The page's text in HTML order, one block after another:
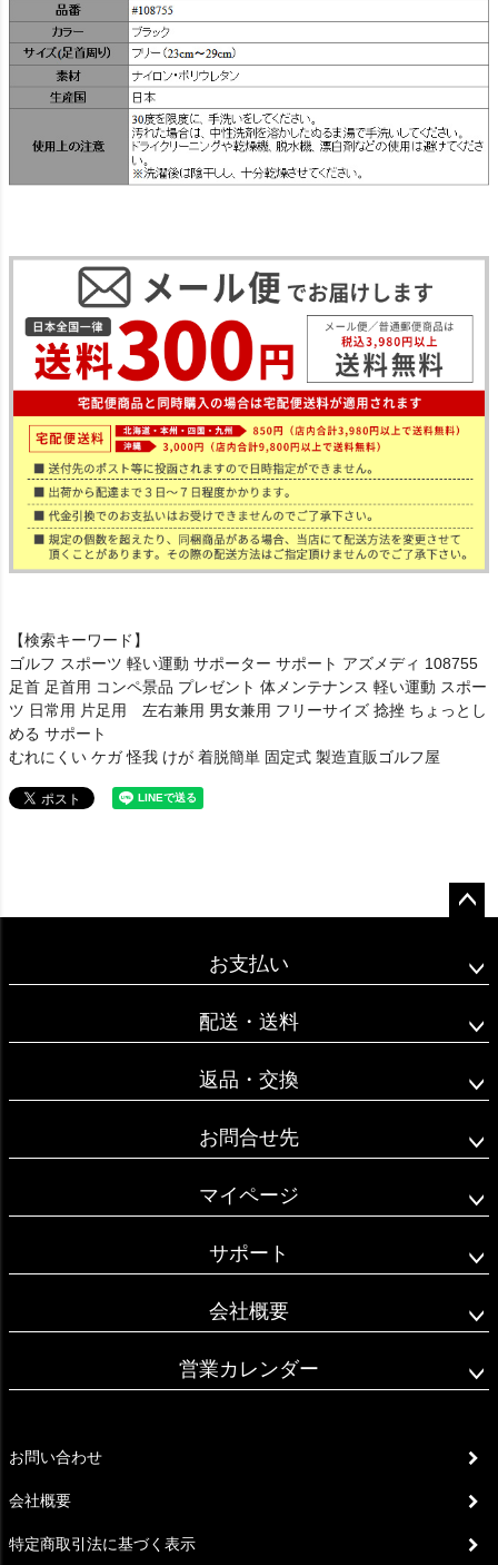
【検索キーワード】
ゴルフ スポーツ 軽い運動 サポーター サポート アズメディ 108755
足首 足首用 コンペ景品 プレゼント 体メンテナンス 軽い運動 スポー
ツ 日常用 片足用 左右兼用 男女兼用 フリーサイズ 捻挫 ちょっとし
める サポート
むれにくい ケガ 怪我 けが 着脱簡単 固定式 製造直販ゴルフ屋
ップ
お支払い
配送・送料
返品・交換
お問合せ先
マイページ
サポート
会社概要
営業カレンダー
お問い合わせ
会社概要
特定商取引法に基づく表示